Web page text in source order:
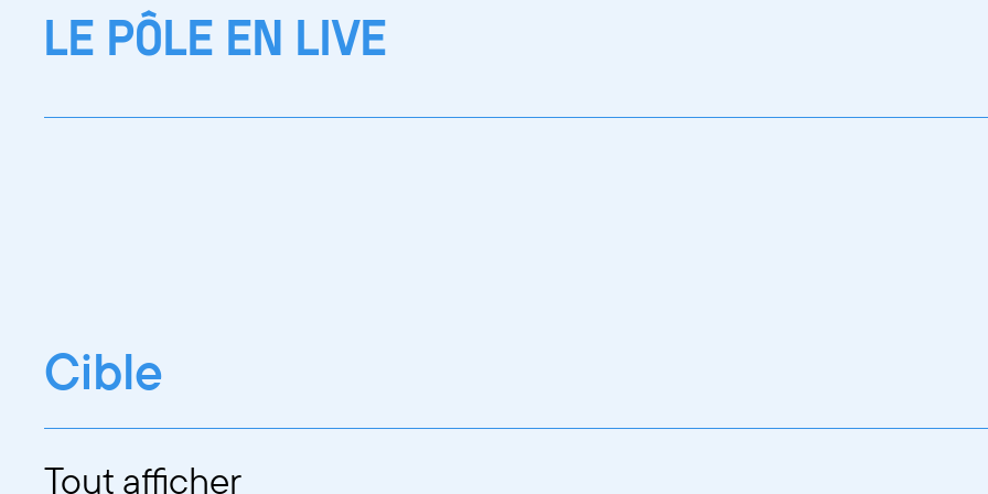
LE PÔLE EN LIVE
Cible
Tout afficher